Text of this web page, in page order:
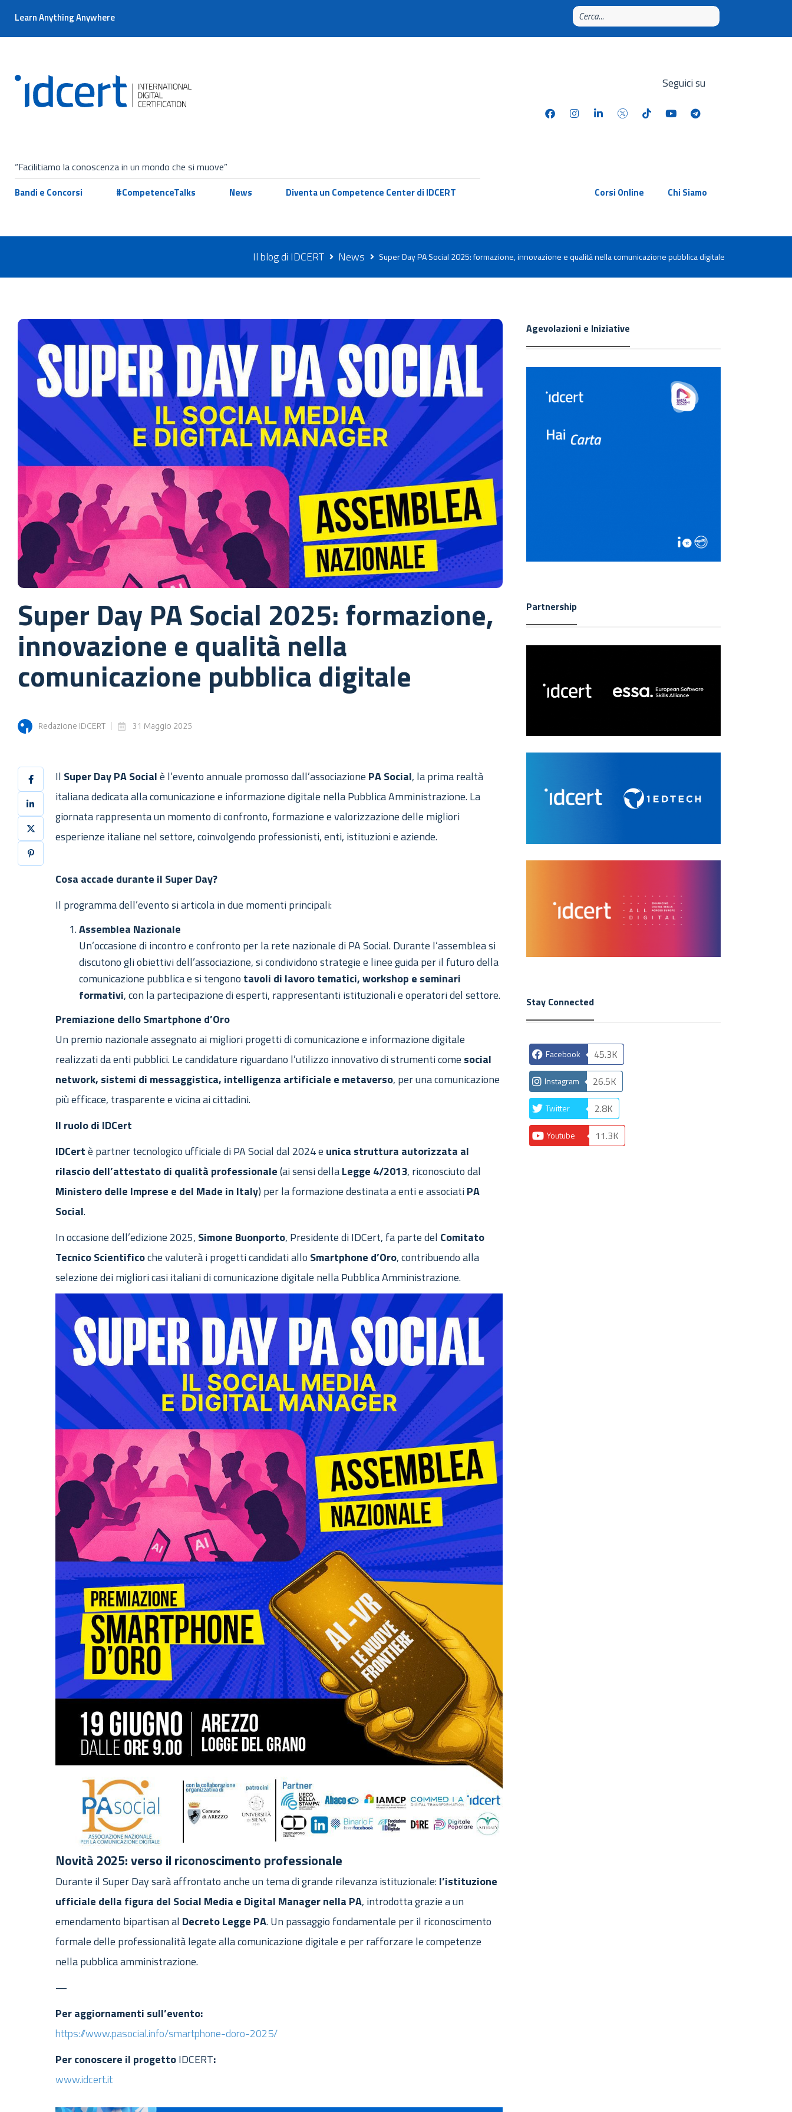
Learn Anything Anywhere
Seguici su
“Facilitiamo la conoscenza in un mondo che si muove”
Bandi e Concorsi #CompetenceTalks News Diventa un Competence Center di IDCERT Corsi Online Chi Siamo
Il blog di IDCERT News Super Day PA Social 2025: formazione, innovazione e qualità nella comunicazione pubblica digitale
Super Day PA Social 2025: formazione,
innovazione e qualità nella
comunicazione pubblica digitale
Redazione IDCERT 31 Maggio 2025
Il Super Day PA Socialè l’evento annuale promosso dall’associazione PA Social, la prima realtà
italiana dedicata alla comunicazione e informazione digitale nella Pubblica Amministrazione. La
giornata rappresenta un momento di confronto, formazione e valorizzazione delle migliori
esperienze italiane nel settore, coinvolgendo professionisti, enti, istituzioni e aziende.
Cosa accade durante il Super Day?
Il programma dell’evento si articola in due momenti principali:
Assemblea Nazionale
Un’occasione di incontro e confronto per la rete nazionale di PA Social. Durante l’assemblea si
discutono gli obiettivi dell’associazione, si condividono strategie e linee guida per il futuro della
comunicazione pubblica e si tengono tavoli di lavoro tematici, workshop e seminari
formativi, con la partecipazione di esperti, rappresentanti istituzionali e operatori del settore.
Premiazione dello Smartphone d’Oro
Un premio nazionale assegnato ai migliori progetti di comunicazione e informazione digitale
realizzati da enti pubblici. Le candidature riguardano l’utilizzo innovativo di strumenti come social
network, sistemi di messaggistica, intelligenza artificiale e metaverso, per una comunicazione
più efficace, trasparente e vicina ai cittadini.
Il ruolo di IDCert
IDCertè partner tecnologico ufficiale di PA Social dal 2024 e unica struttura autorizzata al
rilascio dell’attestato di qualità professionale(ai sensi dellaLegge 4/2013, riconosciuto dal
Ministero delle Imprese e del Made in Italy) per la formazione destinata a enti e associatiPA
Social.
In occasione dell’edizione 2025, Simone Buonporto, Presidente di IDCert, fa parte del Comitato
Tecnico Scientificoche valuterà i progetti candidati allo Smartphone d’Oro, contribuendo alla
selezione dei migliori casi italiani di comunicazione digitale nella Pubblica Amministrazione.
Novità 2025: verso il riconoscimento professionale
Durante il Super Day sarà affrontato anche un tema di grande rilevanza istituzionale:l’istituzione
ufficiale della figura del Social Media e Digital Manager nella PA, introdotta grazie a un
emendamento bipartisan al Decreto Legge PA. Un passaggio fondamentale per il riconoscimento
formale delle professionalità legate alla comunicazione digitale e per rafforzare le competenze
nella pubblica amministrazione.
—
Per aggiornamenti sull’evento:
https://www.pasocial.info/smartphone-doro-2025/
Per conoscere il progettoIDCERT:
www.idcert.it
Agevolazioni e Iniziative
Partnership
Stay Connected
Facebook 45.3K
Instagram 26.5K
Twitter 2.8K
Youtube 11.3K